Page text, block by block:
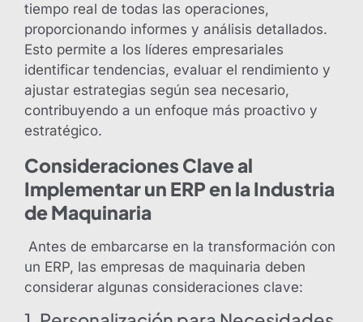
tiempo real de todas las operaciones,
proporcionando informes y análisis detallados.
Esto permite a los líderes empresariales
identificar tendencias, evaluar el rendimiento y
ajustar estrategias según sea necesario,
contribuyendo a un enfoque más proactivo y
estratégico.
Consideraciones Clave al
Implementar un ERP en la Industria
de Maquinaria
Antes de embarcarse en la transformación con
un ERP, las empresas de maquinaria deben
considerar algunas consideraciones clave: